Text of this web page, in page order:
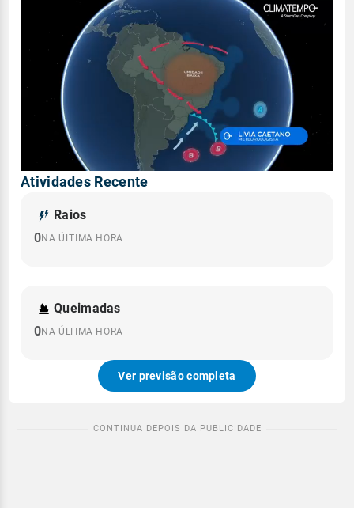
Atividades Recente
Raios
0NA ÚLTIMA HORA
Queimadas
0NA ÚLTIMA HORA
Ver previsão completa